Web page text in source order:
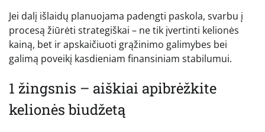
Jei dalį išlaidų planuojama padengti paskola, svarbu į
procesą žiūrėti strategiškai – ne tik įvertinti kelionės
kainą, bet ir apskaičiuoti grąžinimo galimybes bei
galimą poveikį kasdieniam finansiniam stabilumui.
1 žingsnis – aiškiai apibrėžkite
kelionės biudžetą